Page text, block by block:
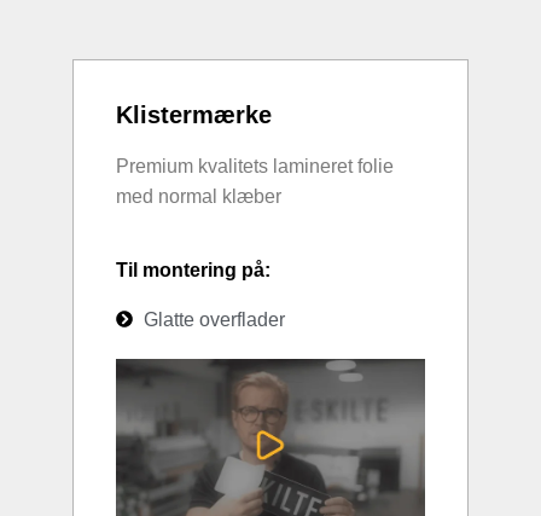
Klistermærke
Premium kvalitets lamineret folie
med normal klæber
Til montering på:
Glatte overflader